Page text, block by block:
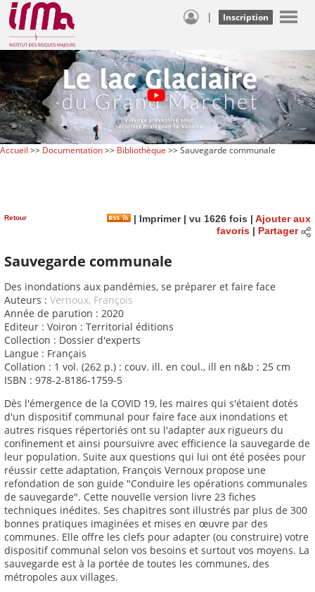
| Inscription
Accueil >> Documentation>> Bibliothèque >> Sauvegarde communale
Retour | Imprimer| vu 1626 fois | Ajouter aux
favoris| Partager
Sauvegarde communale
Des inondations aux pandémies, se préparer et faire face
Auteurs : Vernoux, François
Année de parution : 2020
Editeur : Voiron : Territorial éditions
Collection : Dossier d'experts
Langue : Français
Collation : 1 vol. (262 p.) : couv. ill. en coul., ill en n&b ; 25 cm
ISBN : 978-2-8186-1759-5
Dès l'émergence de la COVID 19, les maires qui s'étaient dotés
d'un dispositif communal pour faire face aux inondations et
autres risques répertoriés ont su l'adapter aux rigueurs du
confinement et ainsi poursuivre avec efficience la sauvegarde de
leur population. Suite aux questions qui lui ont été posées pour
réussir cette adaptation, François Vernoux propose une
refondation de son guide "Conduire les opérations communales
de sauvegarde". Cette nouvelle version livre 23 fiches
techniques inédites. Ses chapitres sont illustrés par plus de 300
bonnes pratiques imaginées et mises en œuvre par des
communes. Elle offre les clefs pour adapter (ou construire) votre
dispositif communal selon vos besoins et surtout vos moyens. La
sauvegarde est à la portée de toutes les communes, des
métropoles aux villages.